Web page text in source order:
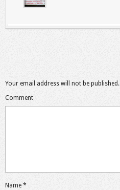
Your email address will not be published.
Comment
Name *